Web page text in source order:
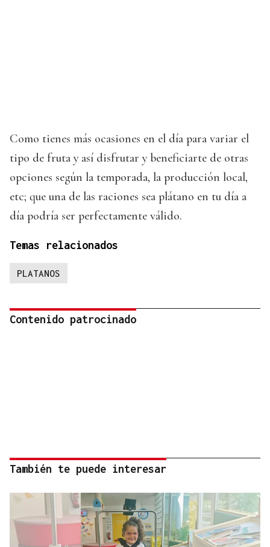
Como tienes más ocasiones en el día para variar el
tipo de fruta y así disfrutar y beneficiarte de otras
opciones según la temporada, la producción local,
etc; que una de las raciones sea plátano en tu día a
día podría ser perfectamente válido.
Temas relacionados
PLATANOS
Contenido patrocinado
También te puede interesar